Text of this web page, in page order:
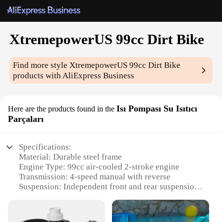
XtremepowerUS 99cc Dirt Bike
Find more styleXtremepowerUS 99cc Dirt Bike
products with AliExpress Business
Here are the products found in the Isı Pompası Su Isıtıcı
Parçaları
Specifications:
Material: Durable steel frame
Engine Type: 99cc air-cooled 2-stroke engine
Transmission: 4-speed manual with reverse
Suspension: Independent front and rear suspension
Tires: 18-inch front and 16-inch rear knobby tires